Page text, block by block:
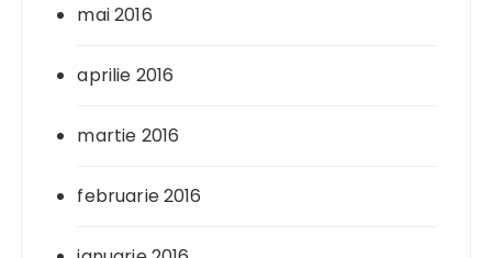
mai 2016
aprilie 2016
martie 2016
februarie 2016